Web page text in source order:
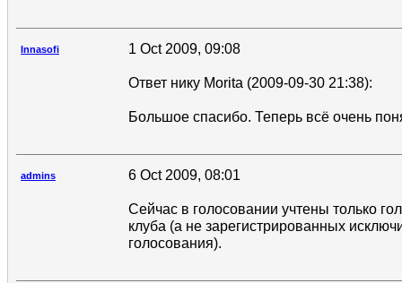
Innasofi 1 Oct 2009, 09:08
Ответ нику Morita (2009-09-30 21:38):
Большое спасибо. Теперь всё очень
admins 6 Oct 2009, 08:01
Сейчас в голосовании учтены только
клуба (а не зарегистрированных
голосования).